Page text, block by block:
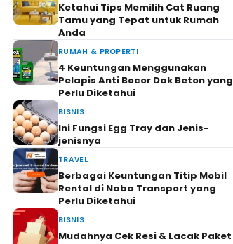
Ketahui Tips Memilih Cat Ruang
Tamu yang Tepat untuk Rumah
Anda
RUMAH & PROPERTI
4 Keuntungan Menggunakan
Pelapis Anti Bocor Dak Beton yang
Perlu Diketahui
BISNIS
Ini Fungsi Egg Tray dan Jenis-
jenisnya
TRAVEL
Berbagai Keuntungan Titip Mobil
Rental di Naba Transport yang
Perlu Diketahui
BISNIS
Mudahnya Cek Resi & Lacak Paket